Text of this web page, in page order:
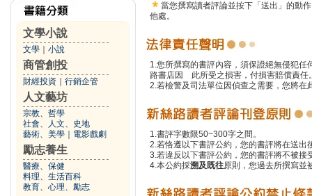
文學小說
文學 小說
商管創投
財經投資 行銷企管
人文藝坊
宗教、哲學
社會、人文、史地
藝術、美學
電影戲劇
勵志養生
醫療、保健
料理、生活百科
教育、心理、勵志
當您撰寫讀者評論並按下「送出」的動
他處。
1.您所撰寫的書評內容，須保證絕無侵犯
路書店因 此所受之損害，付損害賠償責任
2.若檢警及司法單位因偵查之需要，您將
1.書評字數限50~300字之間。
2.若恪遵以下書評公約，您的書評將在送
3.若違反以下書評公約，您的書評將不被接
4.本公約採溯及既往原則，您過去所撰寫並